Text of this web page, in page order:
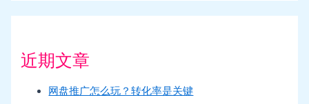
近期文章
网盘推广怎么玩？转化率是关键